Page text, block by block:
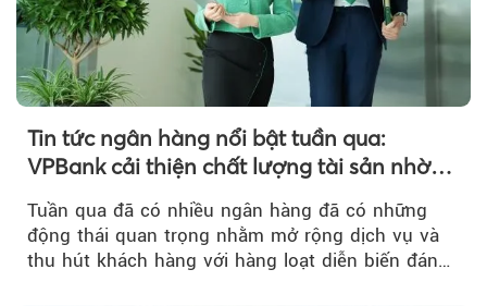
Tin tức ngân hàng nổi bật tuần qua:
VPBank cải thiện chất lượng tài sản nhờ
Tuần qua đã có nhiều ngân hàng đã có những
động thái quan trọng nhằm mở rộng dịch vụ và
thu hút khách hàng với hàng loạt diễn biến đáng